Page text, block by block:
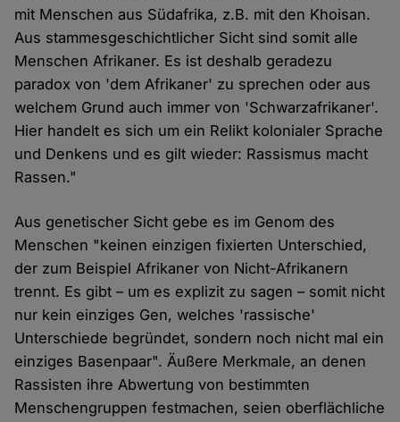
mit Menschen aus Südafrika, z.B. mit den Khoisan.
Aus stammesgeschichtlicher Sicht sind somit alle
Menschen Afrikaner. Es ist deshalb geradezu
paradox von 'dem Afrikaner' zu sprechen oder aus
welchem Grund auch immer von 'Schwarzafrikaner'.
Hier handelt es sich um ein Relikt kolonialer Sprache
und Denkens und es gilt wieder: Rassismus macht
Rassen."
Aus genetischer Sicht gebe es im Genom des
Menschen "keinen einzigen fixierten Unterschied,
der zum Beispiel Afrikaner von Nicht-Afrikanern
trennt. Es gibt – um es explizit zu sagen – somit nicht
nur kein einziges Gen, welches 'rassische'
Unterschiede begründet, sondern noch nicht mal ein
einziges Basenpaar". Äußere Merkmale, an denen
Rassisten ihre Abwertung von bestimmten
Menschengruppen festmachen, seien oberflächliche